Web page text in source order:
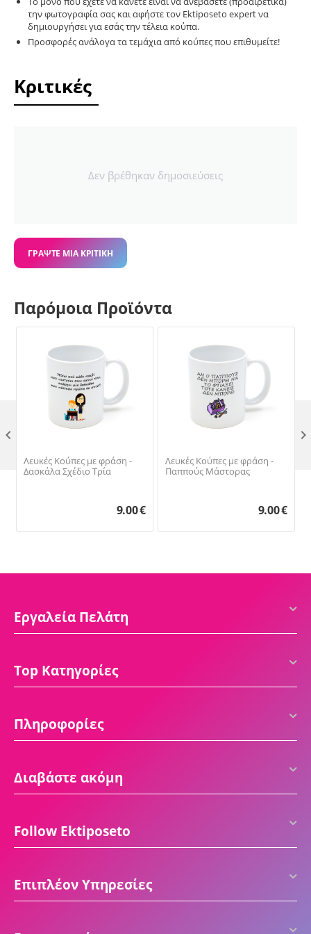
την φωτογραφία σας και αφήστε τον Ektiposeto expert να
δημιουργήσει για εσάς την τέλεια κούπα.
Προσφορές ανάλογα τα τεμάχια από κούπες που επιθυμείτε!
Κριτικές
Δεν βρέθηκαν δημοσιεύσεις
ΓΡΆΨΤΕ ΜΙΑ ΚΡΙΤΙΚΉ
Παρόμοια Προϊόντα
Λευκές Κούπες με φράση -
Δασκάλα Σχέδιο Τρία
9.00€
Λευκές Κούπες με φράση -
Παππούς Μάστορας
9.00€
 
Εργαλεία Πελάτη
Top Κατηγορίες
Πληροφορίες
Διαβάστε ακόμη
Follow Ektiposeto
Επιπλέον Υπηρεσίες